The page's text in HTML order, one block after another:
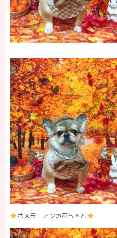
ポメラニアンの花ちゃん